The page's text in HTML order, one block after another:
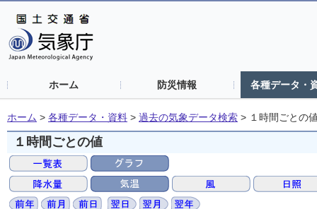
ホーム 防災情報 各種データ・
ホーム > 各種データ・資料 > 過去の気象データ検索 > １時間ごとの
１時間ごとの値